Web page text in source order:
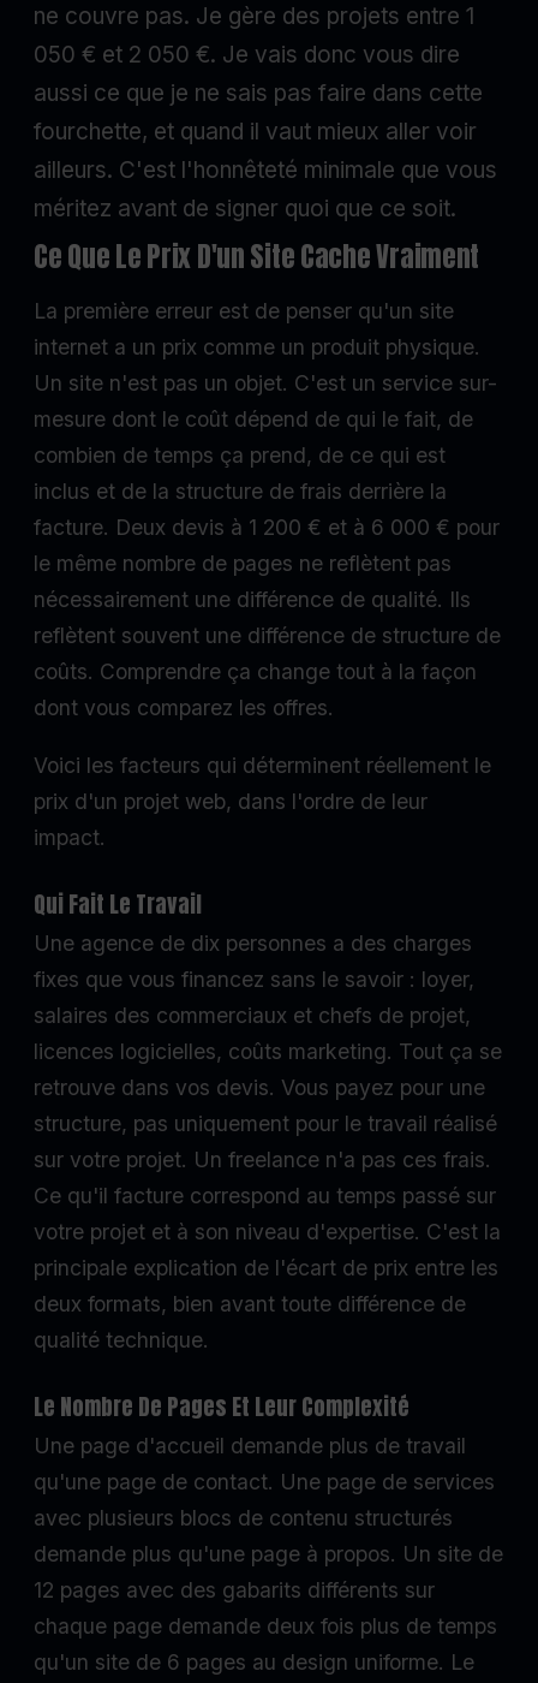
ne couvre pas. Je gère des projets entre 1
050 € et 2 050 €. Je vais donc vous dire
aussi ce que je ne sais pas faire dans cette
fourchette, et quand il vaut mieux aller voir
ailleurs. C'est l'honnêteté minimale que vous
méritez avant de signer quoi que ce soit.
Ce Que Le Prix D'un Site Cache Vraiment
La première erreur est de penser qu'un site
internet a un prix comme un produit physique.
Un site n'est pas un objet. C'est un service sur-
mesure dont le coût dépend de qui le fait, de
combien de temps ça prend, de ce qui est
inclus et de la structure de frais derrière la
facture. Deux devis à 1 200 € et à 6 000 € pour
le même nombre de pages ne reflètent pas
nécessairement une différence de qualité. Ils
reflètent souvent une différence de structure de
coûts. Comprendre ça change tout à la façon
dont vous comparez les offres.
Voici les facteurs qui déterminent réellement le
prix d'un projet web, dans l'ordre de leur
impact.
Qui Fait Le Travail
Une agence de dix personnes a des charges
fixes que vous financez sans le savoir : loyer,
salaires des commerciaux et chefs de projet,
licences logicielles, coûts marketing. Tout ça se
retrouve dans vos devis. Vous payez pour une
structure, pas uniquement pour le travail réalisé
sur votre projet. Un freelance n'a pas ces frais.
Ce qu'il facture correspond au temps passé sur
votre projet et à son niveau d'expertise. C'est la
principale explication de l'écart de prix entre les
deux formats, bien avant toute différence de
qualité technique.
Le Nombre De Pages Et Leur Complexité
Une page d'accueil demande plus de travail
qu'une page de contact. Une page de services
avec plusieurs blocs de contenu structurés
demande plus qu'une page à propos. Un site de
12 pages avec des gabarits différents sur
chaque page demande deux fois plus de temps
qu'un site de 6 pages au design uniforme. Le